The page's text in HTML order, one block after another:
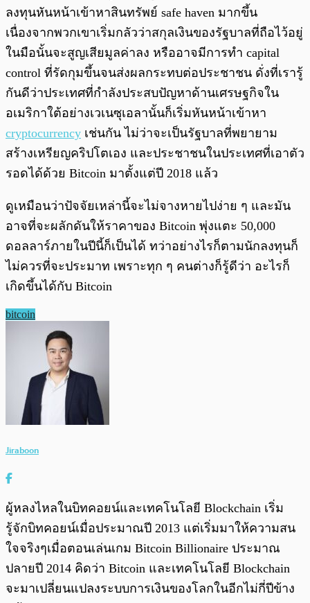
ลงทุนหันหน้าเข้าหาสินทรัพย์ safe haven มากขึ้น
เนื่องจากพวกเขาเริ่มกลัวว่าสกุลเงินของรัฐบาลที่ถือไว้อยู่
ในมือนั้นจะสูญเสียมูลค่าลง หรืออาจมีการทำ capital
control ที่รัดกุมขึ้นจนส่งผลกระทบต่อประชาชน ดั่งที่เรารู้
กันดีว่าประเทศที่กำลังประสบปัญหาด้านเศรษฐกิจใน
อเมริกาใต้อย่างเวเนซุเอลานั้นก็เริ่มหันหน้าเข้าหา
cryptocurrency เช่นกัน ไม่ว่าจะเป็นรัฐบาลที่พยายาม
สร้างเหรียญคริปโตเอง และประชาชนในประเทศที่เอาตัว
รอดได้ด้วย Bitcoin มาตั้งแต่ปี 2018 แล้ว
ดูเหมือนว่าปัจจัยเหล่านี้จะไม่จางหายไปง่าย ๆ และมัน
อาจที่จะผลักดันให้ราคาของ Bitcoin พุ่งแตะ 50,000
ดอลลาร์ภายในปีนี้ก็เป็นได้ ทว่าอย่างไรก็ตามนักลงทุนก็
ไม่ควรที่จะประมาท เพราะทุก ๆ คนต่างก็รู้ดีว่า อะไรก็
เกิดขึ้นได้กับ Bitcoin
bitcoin
Jiraboon
ผู้หลงไหลในบิทคอยน์และเทคโนโลยี Blockchain เริ่ม
รู้จักบิทคอยน์เมื่อประมาณปี 2013 แต่เริ่มมาให้ความสน
ใจจริงๆเมื่อตอนเล่นเกม Bitcoin Billionaire ประมาณ
ปลายปี 2014 คิดว่า Bitcoin และเทคโนโลยี Blockchain
จะมาเปลี่ยนแปลงระบบการเงินของโลกในอีกไม่กี่ปีข้าง